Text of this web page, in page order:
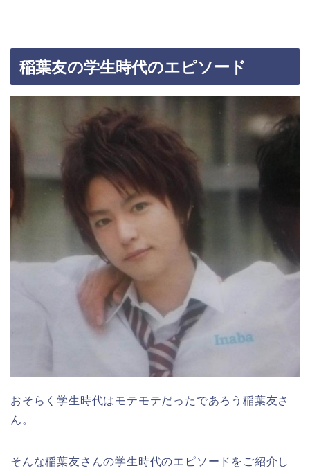
稲葉友の学生時代のエピソード
おそらく学生時代はモテモテだったであろう稲葉友さ
ん。
そんな稲葉友さんの学生時代のエピソードをご紹介し